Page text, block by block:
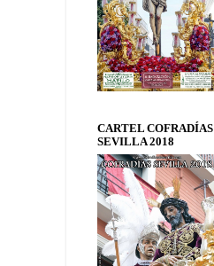
CARTEL COFRADÍAS
SEVILLA 2018